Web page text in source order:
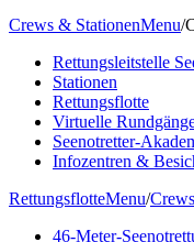
Crews & StationenMenu/
Rettungsleitstelle
Stationen
Rettungsflotte
Virtuelle
Seenotretter-
Infozentren &
RettungsflotteMenu/
46-Meter-